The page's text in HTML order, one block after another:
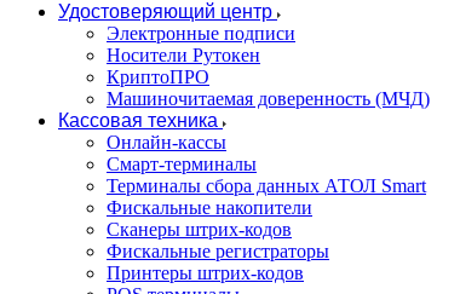
Удостоверяющий центр
Электронные подписи
Носители Рутокен
КриптоПРО
Машиночитаемая доверенность (МЧД)
Кассовая техника
Онлайн-кассы
Смарт-терминалы
Терминалы сбора данных АТОЛ Smart
Фискальные накопители
Сканеры штрих-кодов
Фискальные регистраторы
Принтеры штрих-кодов